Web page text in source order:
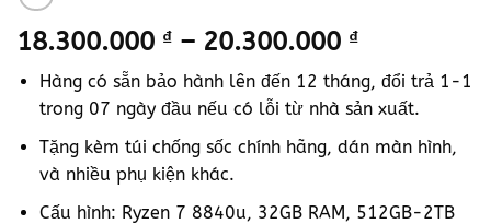
18.300.000 ₫ – 20.300.000 ₫Khoảng
giá:
từ
đến
Hàng có sẵn bảo hành lên đến 12 tháng, đổi trả 1-1
trong 07 ngày đầu nếu có lỗi từ nhà sản xuất.
Tặng kèm túi chống sốc chính hãng, dán màn hình,
và nhiều phụ kiện khác.
Cấu hình: Ryzen 7 8840u, 32GB RAM, 512GB-2TB